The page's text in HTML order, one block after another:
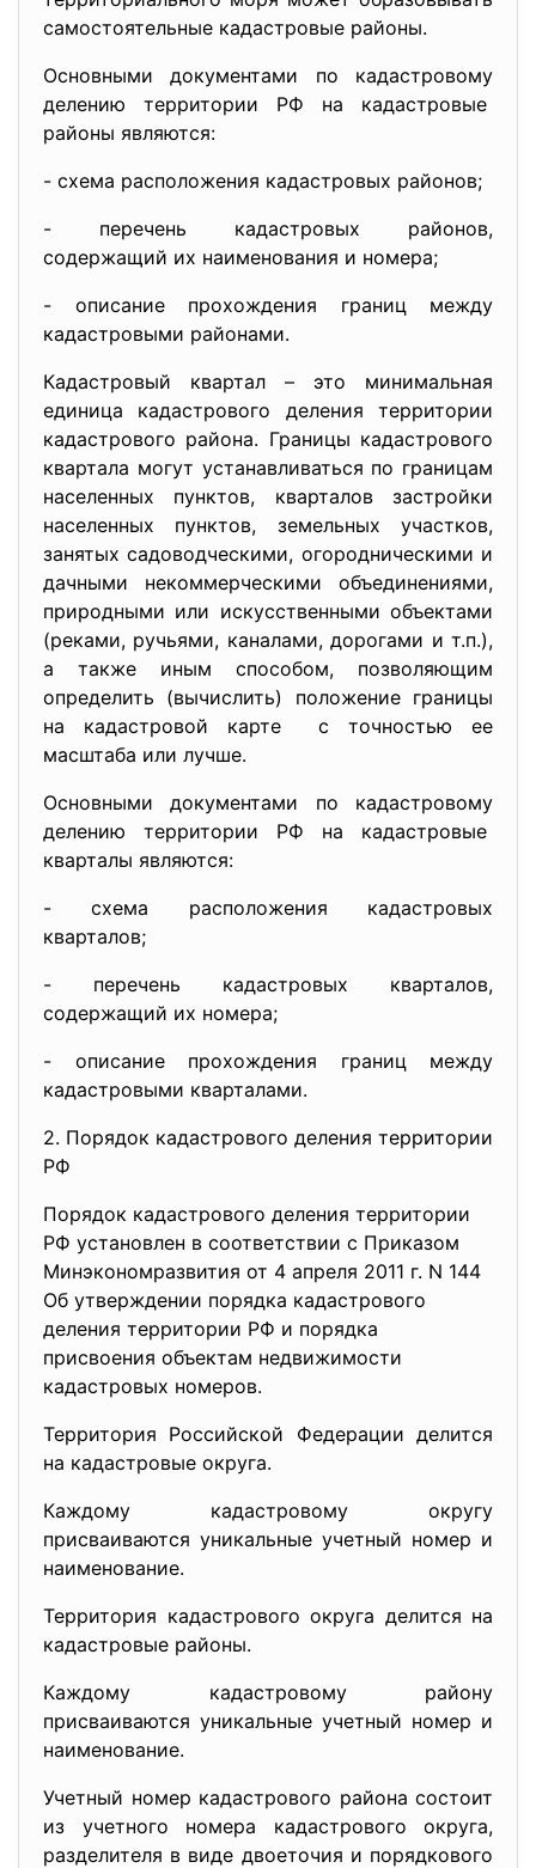
самостоятельные кадастровые районы.
Основными документами по кадастровому
делению территории РФ на кадастровые
районы являются:
- схема расположения кадастровых районов;
- перечень кадастровых районов,
содержащий их наименования и номера;
- описание прохождения границ между
кадастровыми районами.
Кадастровый квартал – это минимальная
единица кадастрового деления территории
кадастрового района. Границы кадастрового
квартала могут устанавливаться по границам
населенных пунктов, кварталов застройки
населенных пунктов, земельных участков,
занятых садоводческими, огородническими и
дачными некоммерческими объединениями,
природными или искусственными объектами
(реками, ручьями, каналами, дорогами и т.п.),
а также иным способом, позволяющим
определить (вычислить) положение границы
на кадастровой карте с точностью ее
масштаба или лучше.
Основными документами по кадастровому
делению территории РФ на кадастровые
кварталы являются:
- схема расположения кадастровых
кварталов;
- перечень кадастровых кварталов,
содержащий их номера;
- описание прохождения границ между
кадастровыми кварталами.
2. Порядок кадастрового деления территории
РФ
Порядок кадастрового деления территории
РФ установлен в соответствии с Приказом
Минэкономразвития от 4 апреля 2011 г. N 144
Об утверждении порядка кадастрового
деления территории РФ и порядка
присвоения объектам недвижимости
кадастровых номеров.
Территория Российской Федерации делится
на кадастровые округа.
Каждому кадастровому округу
присваиваются уникальные учетный номер и
наименование.
Территория кадастрового округа делится на
кадастровые районы.
Каждому кадастровому району
присваиваются уникальные учетный номер и
наименование.
Учетный номер кадастрового района состоит
из учетного номера кадастрового округа,
разделителя в виде двоеточия и порядкового